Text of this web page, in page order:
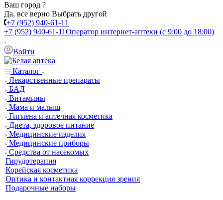
Ваш город ?
Да, все верно Выбрать другой
+7 (952) 940-61-11
+7 (952) 940-61-11Оператор интернет-аптеки (с 9:00 до 18:00)
Войти
Каталог
Лекарственные препараты
БАД
Витамины
Мама и малыш
Гигиена и аптечная косметика
Диета, здоровое питание
Медицинские изделия
Медицинские приборы
Средства от насекомых
Гирудотерапия
Корейская косметика
Оптика и контактная коррекция зрения
Подарочные наборы